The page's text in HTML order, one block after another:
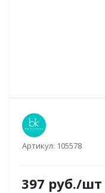
Артикул: 105578
397 руб./шт